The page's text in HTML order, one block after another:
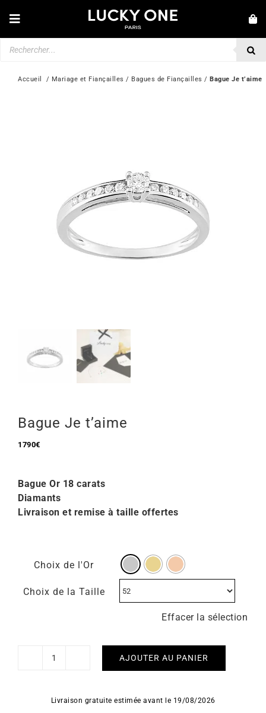
auToggle
Navigation
SECONDE MAIN
MARQUES
Accueil
  /
Mariage et Fiançailles / Bagues de Fiançailles / Bague Je t’aime
Bague Je t’aime
1790€
Bague Or 18 carats
Diamants
Livraison et remise à taille offertes
Choix de l'Or
Choix de la Taille
Effacer la sélection
quantité
Je
AJOUTER AU PANIER
Livraison gratuite estimée avant le 19/08/2026